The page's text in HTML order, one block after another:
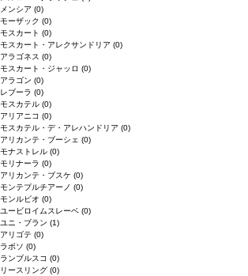
メンシア (0)
モーザック (0)
モスカート (0)
モスカート・アレクサンドリア (0)
アラゴネス (0)
モスカート・ジャッロ (0)
アラゴン (0)
レブーラ (0)
モスカテル (0)
アリアニコ (0)
モスカテル・デ・アレハンドリア (0)
アリカンテ・ブーシェ (0)
モナストレル (0)
モリナーラ (0)
アリカンテ・ブスケ (0)
モンテプルチアーノ (0)
モンルビオ (0)
ユービロイムスレーベ (0)
ユニ・ブラン (1)
アリゴテ (0)
ラボソ (0)
ランブルスコ (0)
リースリング (0)